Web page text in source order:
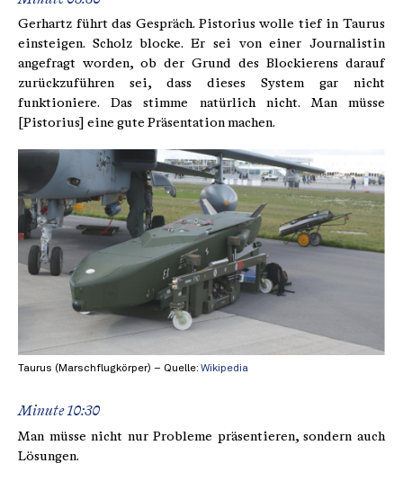
Gerhartz führt das Gespräch. Pistorius wolle tief in Taurus
einsteigen. Scholz blocke. Er sei von einer Journalistin
angefragt worden, ob der Grund des Blockierens darauf
zurückzuführen sei, dass dieses System gar nicht
funktioniere. Das stimme natürlich nicht. Man müsse
[Pistorius] eine gute Präsentation machen.
Taurus (Marschflugkörper) – Quelle: Wikipedia
Minute 10:30
Man müsse nicht nur Probleme präsentieren, sondern auch
Lösungen.